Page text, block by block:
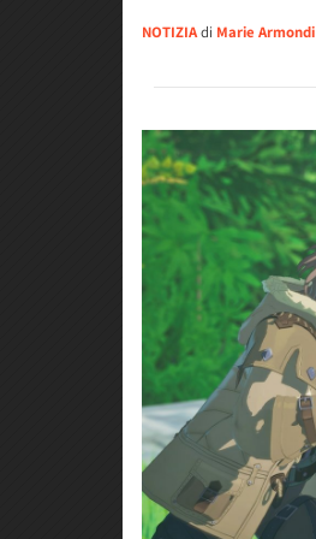
NOTIZIAdi Marie Armondi